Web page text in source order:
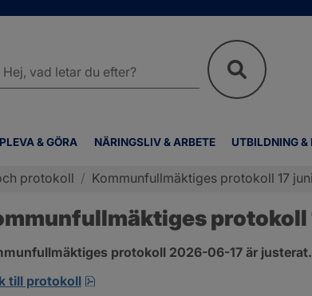
& GÖRA NÄRINGSLIV & ARBETE UTBILDNING &
webbplatsen
protokoll / Kommunfullmäktiges protokoll 17 juni
protokoll
protokoll 2026-06-17 är justerat.
till protokoll
pdf, 1 MB, öppnas i nytt fönster.